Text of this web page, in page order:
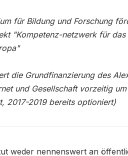
für Bildung und Forschung
"Kompetenz-netzwerk für
die Grundfinanzierung des
und Gesellschaft vorzeitig
2017-2019 bereits optioniert)
weder nennenswert an